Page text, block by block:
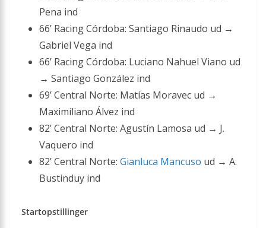
Pena ind
66’ Racing Córdoba: Santiago Rinaudo ud →
Gabriel Vega ind
66’ Racing Córdoba: Luciano Nahuel Viano ud
→ Santiago González ind
69’ Central Norte: Matías Moravec ud →
Maximiliano Álvez ind
82’ Central Norte: Agustín Lamosa ud → J.
Vaquero ind
82’ Central Norte: Gianluca Mancuso ud → A.
Bustinduy ind
Startopstillinger